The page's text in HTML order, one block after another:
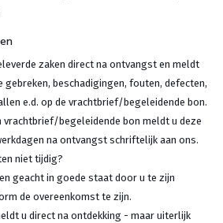
zaken direct na ontvangst en meldt
gebreken, beschadigingen, fouten, defecten,
e.d. op de vrachtbrief/begeleidende bon.
vrachtbrief/begeleidende bon meldt u deze
na ontvangst schriftelijk aan ons.
niet tijdig?
geacht in goede staat door u te zijn
de overeenkomst te zijn.
u direct na ontdekking - maar uiterlijk